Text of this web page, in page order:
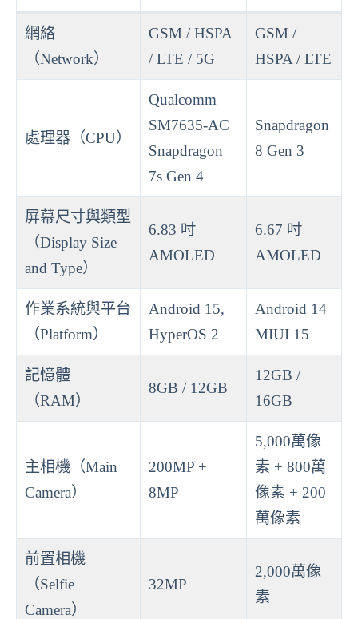
網絡
（Network）
GSM / HSPA
/ LTE / 5G
GSM /
HSPA / LTE
處理器（CPU）
Qualcomm
SM7635-AC
Snapdragon
7s Gen 4
Snapdragon
8 Gen 3
屏幕尺寸與類型
（Display Size
and Type）
6.83 吋
AMOLED
6.67 吋
AMOLED
作業系統與平台
（Platform）
Android 15,
HyperOS 2
Android 14
MIUI 15
記憶體
（RAM）
8GB / 12GB
12GB /
16GB
主相機（Main
Camera）
200MP +
8MP
5,000萬像
素 + 800萬
像素 + 200
萬像素
前置相機
（Selfie
Camera）
32MP
2,000萬像
素